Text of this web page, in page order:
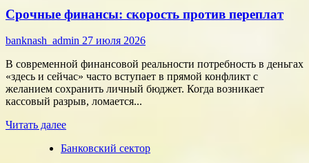
за
внимание:
как
современного
потребителя
с
помощью
технологий
Срочные финансы: скорость против переплат
banknash_admin 27 июля 2026
В современной финансовой реальности потребность в деньгах
«здесь и сейчас» часто вступает в прямой конфликт с
желанием сохранить личный бюджет. Когда возникает
кассовый разрыв, ломается...
Читать далееПрочитать
о
Банковский сектор